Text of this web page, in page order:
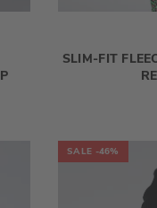
SLIM-FIT
SALE -46%